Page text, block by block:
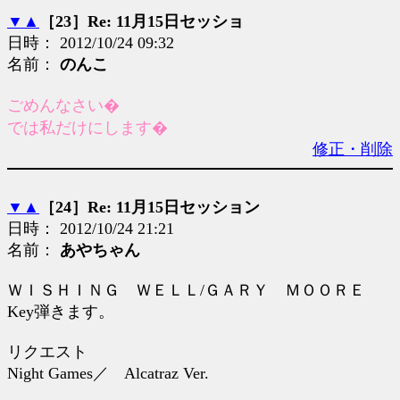
▼ ▲
［23］Re: 11月15日セッショ
日時： 2012/10/24 09:32
名前： のんこ
ごめんなさい�
では私だけにします�
修正・削除
▼ ▲
［24］Re: 11月15日セッション
日時： 2012/10/24 21:21
名前： あやちゃん
ＷＩＳＨＩＮＧ ＷＥＬＬ/ＧＡＲＹ ＭＯＯＲＥ
Key弾きます。
リクエスト
Night Games／ Alcatraz Ver.